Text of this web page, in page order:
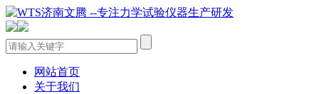
网站首页
关于我们